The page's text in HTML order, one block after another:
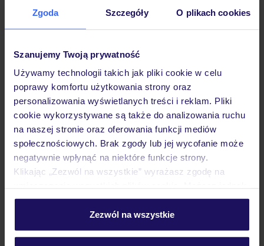
Zgoda Szczegóły O plikach cookies
Szanujemy Twoją prywatność
Używamy technologii takich jak pliki cookie w celu
poprawy komfortu użytkowania strony oraz
personalizowania wyświetlanych treści i reklam. Pliki
cookie wykorzystywane są także do analizowania ruchu
na naszej stronie oraz oferowania funkcji mediów
społecznościowych. Brak zgody lub jej wycofanie może
negatywnie wpłynąć na niektóre funkcje strony.
Klikając „Zezwól na wszystkie” wyrażasz zgodę na
personalizować swój wybór wchodząc w zakładkę
Szczegółowe informacje o plikach cookie znajdziesz
Zezwól na wszystkie
Hotel
Pokoje
Wyżywienie
Atrakcje
Ważne informacje